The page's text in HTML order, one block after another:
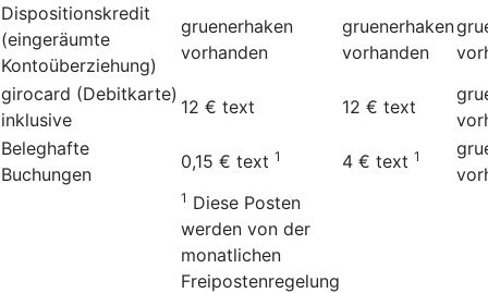
Dispositionskredit
(eingeräumte
Kontoüberziehung)
gruenerhaken
vorhanden
gruenerhaken
vorhanden
girocard (Debitkarte)
inklusive
12 € text 12 € text
Beleghafte
Buchungen
0,15 € text 1 4 € text 1
1 Diese Posten
werden von der
monatlichen
Freipostenregelung